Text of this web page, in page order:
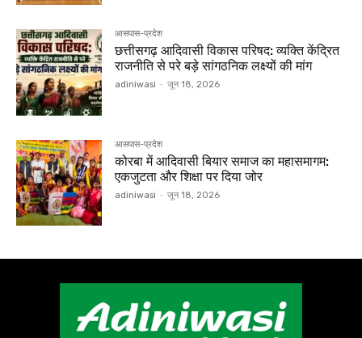
आसपास-प्रदेश
छत्तीसगढ़ आदिवासी विकास परिषद: व्यक्ति केंद्रित
राजनीति से परे बड़े सांगठनिक लक्ष्यों की मांग
adiniwasi - जून 18, 2026
आसपास-प्रदेश
कोरबा में आदिवासी बियार समाज का महासमागम:
एकजुटता और शिक्षा पर दिया जोर
adiniwasi - जून 18, 2026